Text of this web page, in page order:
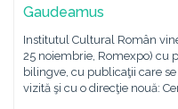
Gaudeamus
Institutul Cultural Român
25 noiembrie, Romexpo) cu
bilingve, cu publicaţii care
vizită şi cu o direcţie nouă: